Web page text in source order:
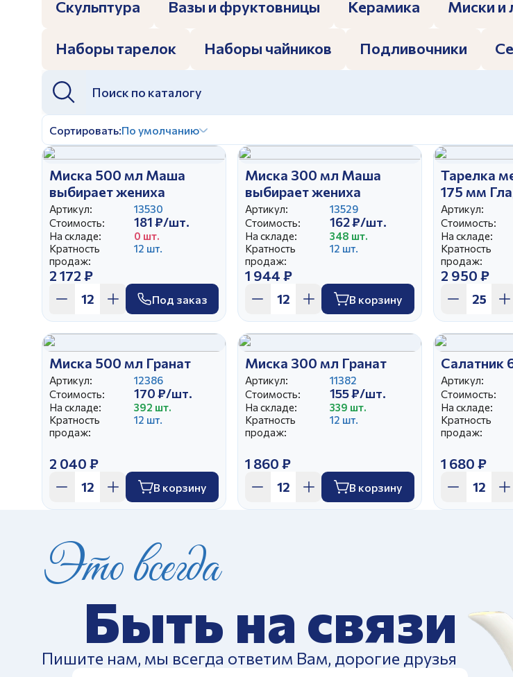
Отправить
cполитикой конфиденциальности
c политикой конфиденциальности
Скульптура Вазы и фруктовницы Керамика Миски и
Наборы тарелок Наборы чайников Подливочники
Сортировать:По умолчанию
Миска 500 мл Маша
выбирает жениха
Артикул:
13530
Стоимость:
181 ₽/шт.
На складе:
0 шт.
Кратность
продаж:
12 шт.
2 172 ₽
Под заказ
Миска 300 мл Маша
выбирает жениха
Артикул:
13529
Стоимость:
162 ₽/шт.
На складе:
348 шт.
Кратность
продаж:
12 шт.
1 944 ₽
В корзину
Тарелка
175 мм
Маша
(25)
Артикул:
Стоимость:
На складе:
Кратность
продаж:
2 950 ₽
Миска 500 мл Гранат
Артикул:
12386
Стоимость:
170 ₽/шт.
На складе:
392 шт.
Кратность
продаж:
12 шт.
2 040 ₽
В корзину
Миска 300 мл Гранат
Артикул:
11382
Стоимость:
155 ₽/шт.
На складе:
339 шт.
Кратность
продаж:
12 шт.
1 860 ₽
В корзину
Салатник
Артикул:
Стоимость:
На складе:
Кратность
продаж:
1 680 ₽
Это всегда
Быть на связи
Пишите нам, мы всегда ответим Вам, дорогие друзья